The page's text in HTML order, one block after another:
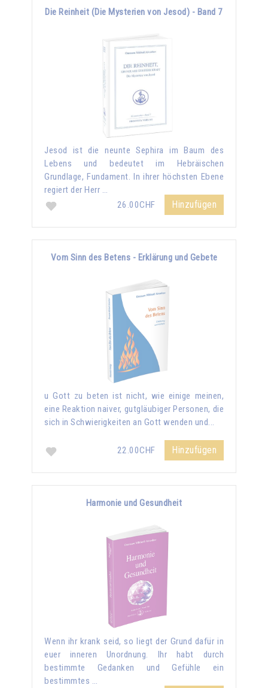
Die Reinheit (Die Mysterien von Jesod) - Band 7
Jesod ist die neunte Sephira im Baum des
Lebens und bedeutet im Hebräischen
Grundlage, Fundament. In ihrer höchsten Ebene
regiert der Herr …
26.00CHF
Hinzufügen
Vom Sinn des Betens - Erklärung und Gebete
u Gott zu beten ist nicht, wie einige meinen,
eine Reaktion naiver, gutgläubiger Personen, die
sich in Schwierigkeiten an Gott wenden und...
22.00CHF Hinzufügen
Harmonie und Gesundheit
Wenn ihr krank seid, so liegt der Grund dafür in
euer inneren Unordnung. Ihr habt durch
bestimmte Gedanken und Gefühle ein
bestimmtes …